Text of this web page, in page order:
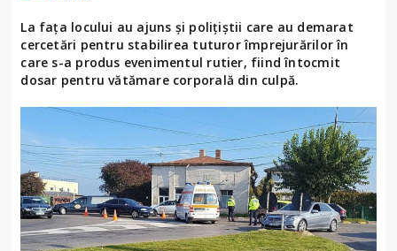
La fața locului au ajuns și polițiștii care au demarat
cercetări pentru stabilirea tuturor împrejurărilor în
care s-a produs evenimentul rutier, fiind întocmit
dosar pentru vătămare corporală din culpă.